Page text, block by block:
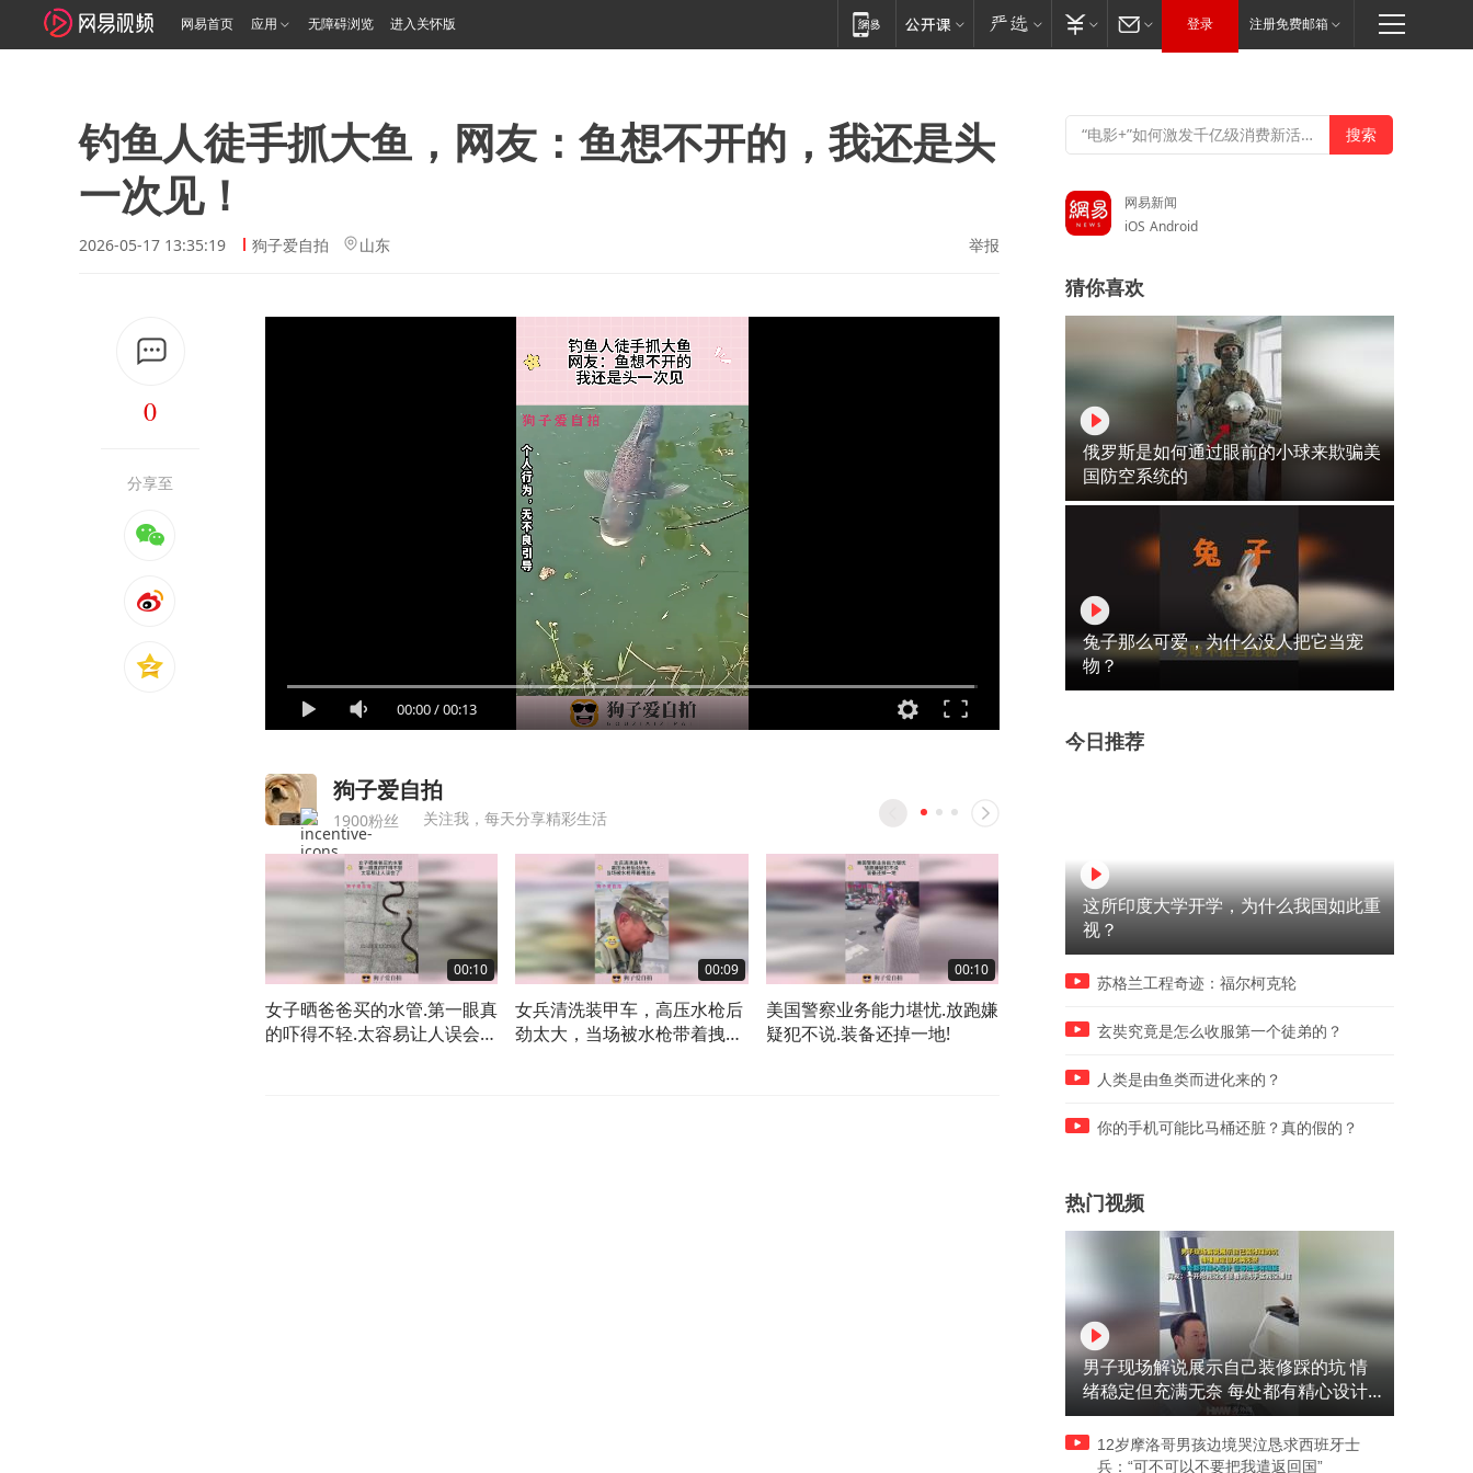
网易首页 应用 无障碍浏览 进入关怀版 登录 注册免费邮箱
钓鱼人徒手抓大鱼，网友：鱼想不开的，我还是头
一次见！
2026-05-17 13:35:19 狗子爱自拍 山东 举报
0
分享至
00:00/00:13
狗子爱自拍
1900粉丝 关注我，每天分享精彩生活
00:10
女子晒爸爸买的水管.第一眼真
的吓得不轻.太容易让人误会
00:09
女兵清洗装甲车，高压水枪后
劲太大，当场被水枪带着拽出
00:10
美国警察业务能力堪忧.放跑嫌
疑犯不说.装备还掉一地!
用一瓶神奇饮料，就直接钓上
女生的穿搭，估计偷过中国
网易新闻
iOS Android
猜你喜欢
俄罗斯是如何通过眼前的小球来欺骗美
国防空系统的
兔子那么可爱，为什么没人把它当宠
物？
今日推荐
这所印度大学开学，为什么我国如此重
视？
苏格兰工程奇迹：福尔柯克轮
玄奘究竟是怎么收服第一个徒弟的？
人类是由鱼类而进化来的？
你的手机可能比马桶还脏？真的假的？
热门视频
男子现场解说展示自己装修踩的坑 情
绪稳定但充满无奈 每处都有精心设计
但每处都有瑕疵 网友：一开始我没笑
但看到洗手盆我没绷住
12岁摩洛哥男孩边境哭泣恳求西班牙士
兵：“可不可以不要把我遣返回国”